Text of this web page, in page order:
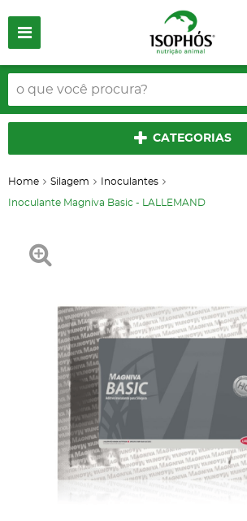
CATEGORIAS
Home Silagem Inoculantes
Inoculante Magniva Basic - LALLEMAND